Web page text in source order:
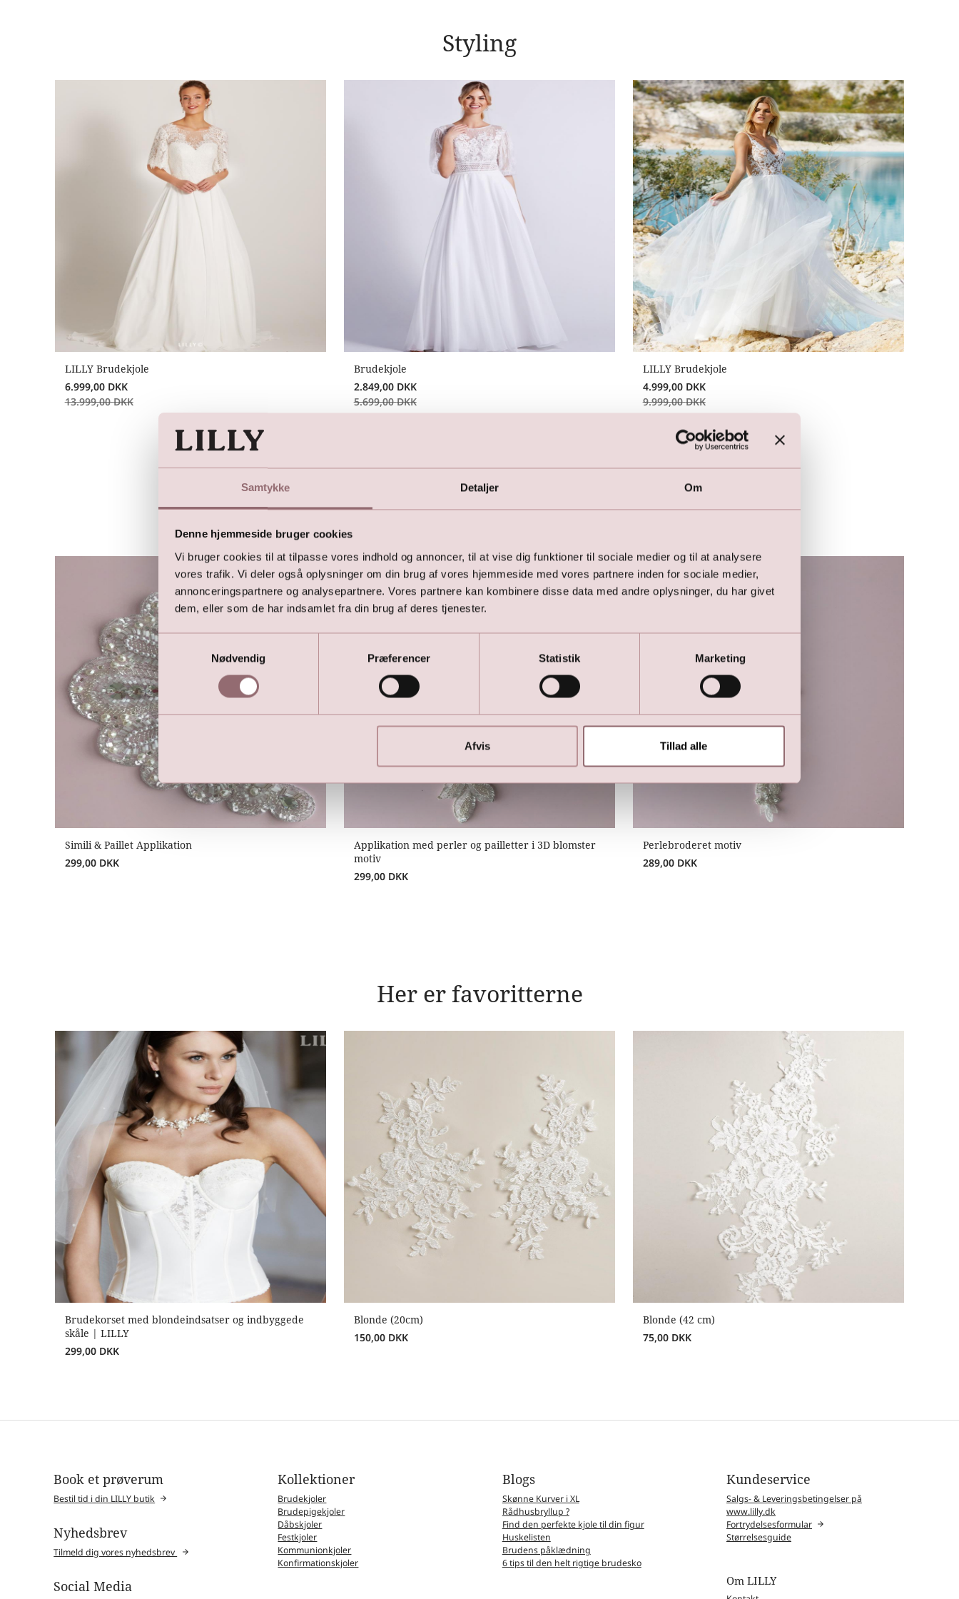
Samtykke Detaljer Om
Denne hjemmeside bruger cookies
Vi bruger cookies til at tilpasse vores indhold og annoncer, til at vise dig funktioner til sociale medier og til at analysere
vores trafik. Vi deler også oplysninger om din brug af vores hjemmeside med vores partnere inden for sociale medier,
annonceringspartnere og analysepartnere. Vores partnere kan kombinere disse data med andre oplysninger, du har givet
dem, eller som de har indsamlet fra din brug af deres tjenester.
Samtykkevalg
Nødvendig
Præferencer Statistik Marketing
Afvis Tillad alle
Styling
LILLY Brudekjole
6.999,00 DKK
13.999,00 DKK
Brudekjole
2.849,00 DKK
5.699,00 DKK
LILLY Brudekjole
4.999,00 DKK
9.999,00 DKK
Vi kan også anbefale:
Simili & Paillet Applikation
299,00 DKK
Applikation med perler og pailletter i 3D blomster
motiv
299,00 DKK
Perlebroderet motiv
289,00 DKK
Her er favoritterne
Brudekorset med blondeindsatser og indbyggede
skåle | LILLY
299,00 DKK
Blonde (20cm)
150,00 DKK
Blonde (42 cm)
75,00 DKK
Book et prøverum
Bestil tid i din LILLY butik
Nyhedsbrev
Tilmeld dig vores nyhedsbrev
Social Media
Kollektioner
Brudekjoler
Brudepigekjoler
Dåbskjoler
Festkjoler
Kommunionkjoler
Konfirmationskjoler
Blogs
Skønne Kurver i XL
Rådhusbryllup ?
Find den perfekte kjole til din figur
Huskelisten
Brudens påklædning
6 tips til den helt rigtige brudesko
Kundeservice
Salgs- & Leveringsbetingelser på
www.lilly.dk
Fortrydelsesformular
Størrelsesguide
Om LILLY